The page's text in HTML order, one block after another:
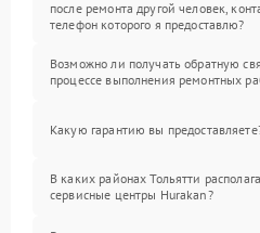
после ремонта другой человек,
телефон которого я предоставлю?
Возможно ли получать обратную
процессе выполнения ремонтных
Какую гарантию вы
В каких районах Тольятти
сервисные центры Hurakan?